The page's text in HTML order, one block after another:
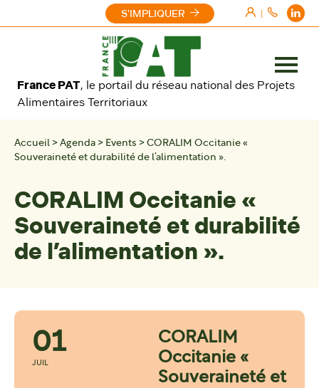
|
France PAT, le portail du réseau national des Projets
Alimentaires Territoriaux
S'IMPLIQUER
Ouvrir
le
Accueil > Agenda > Events > CORALIM Occitanie «
Souveraineté et durabilité de l’alimentation ».
CORALIM Occitanie «
Souveraineté et durabilité
de l’alimentation ».
01
JUIL
CORALIM
Occitanie «
Souveraineté et